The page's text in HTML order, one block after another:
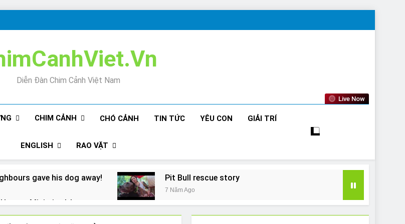
Diễn Đàn Chim Cảnh Việt Nam
Live Now
CHIM CẢNH CHÓ CẢNH TIN TỨC YÊU CON GIẢI TRÍ
ENGLISH RAO VẶT
gave his dog away! Pit Bull rescue story
7 Năm Ago
to Minimize It!